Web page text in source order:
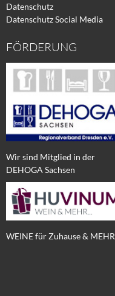
Datenschutz
Datenschutz Social Media
FÖRDERUNG
Wir sind Mitglied in der
DEHOGA Sachsen
WEINE für Zuhause & MEHR